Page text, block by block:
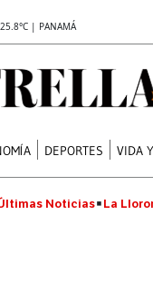
| PANAMÁ
DEPORTES VIDA
Noticias La